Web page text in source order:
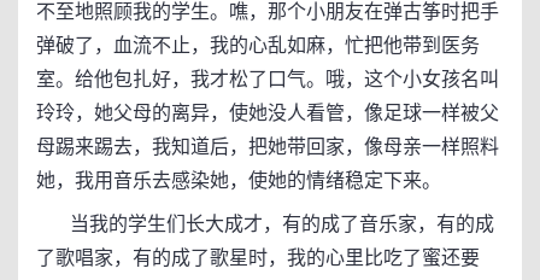
不至地照顾我的学生。噍，那个小朋友在弹古筝时把手
弹破了，血流不止，我的心乱如麻，忙把他带到医务
室。给他包扎好，我才松了口气。哦，这个小女孩名叫
玲玲，她父母的离异，使她没人看管，像足球一样被父
母踢来踢去，我知道后，把她带回家，像母亲一样照料
她，我用音乐去感染她，使她的情绪稳定下来。
当我的学生们长大成才，有的成了音乐家，有的成
了歌唱家，有的成了歌星时，我的心里比吃了蜜还要